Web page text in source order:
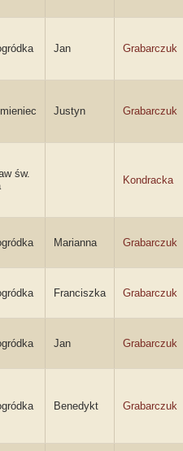
Jan Grabarczuk
Justyn Grabarczuk
św.
Kondracka
Marianna Grabarczuk
Franciszka Grabarczuk
Jan Grabarczuk
Benedykt Grabarczuk